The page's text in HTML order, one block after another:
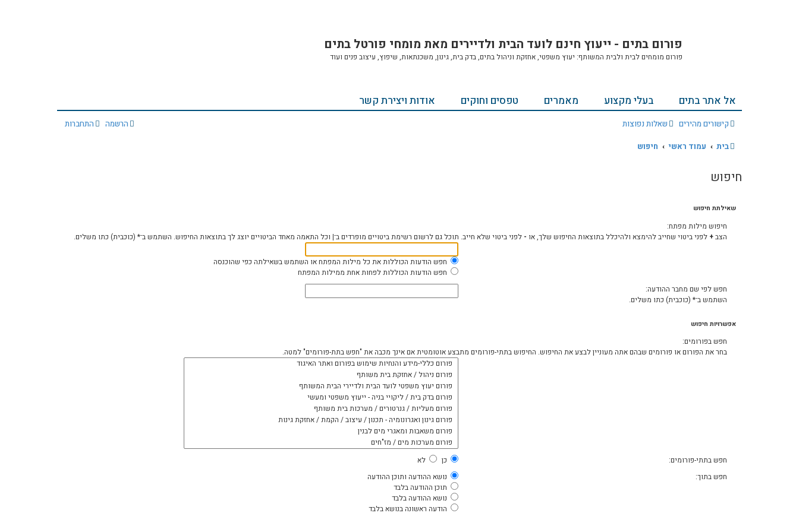
פורום בתים - ייעוץ חינם לועד הבית ולדיירים מאת מומחי פורטל בתים
פורום מומחים לבית ולבית המשותף: יעוץ משפטי, אחזקת וניהול בתים, בדק בית, גינון, משכנתאות, שיפוץ, עיצוב פנים ועוד
אל אתר בתים בעלי מקצוע מאמרים טפסים וחוקים אודות ויצירת קשר
קישורים מהירים שאלות נפוצות התחברות
הרשמה
בית
עמוד ראשי חיפוש
חיפוש
שאילתת חיפוש
חיפוש מילות מפתח:
הצב+ לפני ביטוי שחייב להימצא ולהיכלל בתוצאות החיפוש שלך, או - לפני ביטוי שלא חייב. תוכל גם לרשום רשימת ביטויים מופרדים ב־| וכל התאמה מאחד הביטויים יוצג לך בתוצאות החיפוש. השתמש ב־* (כוכבית) כתו משלים.
חפש הודעות הכוללות את כל מילות המפתח או השתמש בשאילתה כפי שהוכנסה
חפש הודעות הכוללות לפחות אחת ממילות המפתח
חפש לפי שם מחבר ההודעה:
השתמש ב־* (כוכבית) כתו משלים.
אפשרויות חיפוש
חפש בפורומים:
בחר את הפורום או פורומים שבהם אתה מעוניין לבצע את החיפוש. החיפוש בתתי-פורומים מתבצע אוטומטית אם אינך מכבה את "חפש בתת-פורומים" למטה.
חפש בתתי-פורומים: כן
לא
חפש בתוך:
נושא ההודעה ותוכן ההודעה
תוכן ההודעה בלבד
נושא ההודעה בלבד
הודעה ראשונה בנושא בלבד